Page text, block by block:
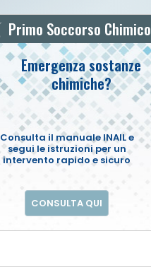
Primo Soccorso Chimico
Emergenza sostanze
chimiche?
Consulta il manuale INAIL e
segui le istruzioni per un
intervento rapido e sicuro
CONSULTA QUI